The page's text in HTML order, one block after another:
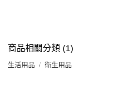
商品相關分類 (1)
生活用品 衛生用品